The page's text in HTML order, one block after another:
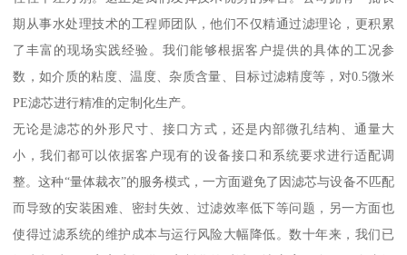
期从事水处理技术的工程师团队，他们不仅精通过滤理论，更积累
了丰富的现场实践经验。我们能够根据客户提供的具体的工况参
数，如介质的粘度、温度、杂质含量、目标过滤精度等，对0.5微米
PE滤芯进行精准的定制化生产。
无论是滤芯的外形尺寸、接口方式，还是内部微孔结构、通量大
小，我们都可以依据客户现有的设备接口和系统要求进行适配调
整。这种“量体裁衣”的服务模式，一方面避免了因滤芯与设备不匹配
而导致的安装困难、密封失效、过滤效率低下等问题，另一方面也
使得过滤系统的维护成本与运行风险大幅降低。数十年来，我们已